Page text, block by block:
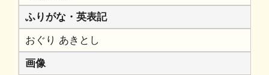
ふりがな・英表記
おぐり あきとし
画像